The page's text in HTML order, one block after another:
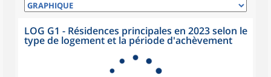
LOG G1 - Résidences principales en 2023 selon le
type de logement et la période d'achèvement